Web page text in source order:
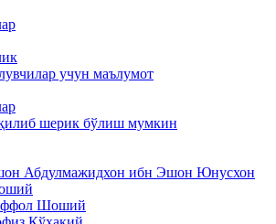
учун маълумот
шерик бўлиш мумкин
Абдулмажидхон ибн Эшон Юнусхон
Шоший